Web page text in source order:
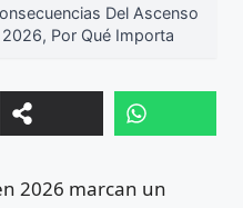
Del Ascenso
Por Qué Importa
2026 marcan un